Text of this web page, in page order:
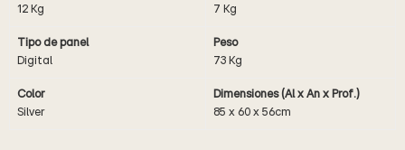
12 Kg
7 Kg
Tipo de panel
Digital
Peso
73 Kg
Color
Silver
Dimensiones (Al x An x Prof.)
85 x 60 x 56cm